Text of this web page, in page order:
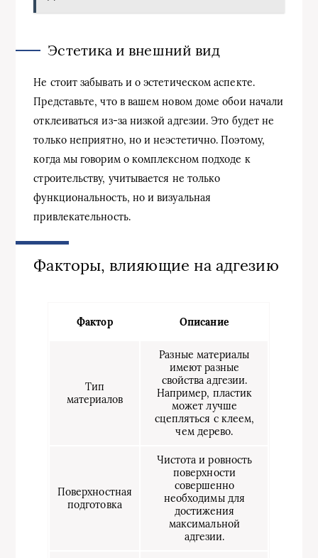
Эстетика и внешний вид
Не стоит забывать и о эстетическом аспекте.
Представьте, что в вашем новом доме обои начали
отклеиваться из-за низкой адгезии. Это будет не
только неприятно, но и неэстетично. Поэтому,
когда мы говорим о комплексном подходе к
строительству, учитывается не только
функциональность, но и визуальная
привлекательность.
Факторы, влияющие на адгезию
Фактор Описание
Тип
материалов
Разные материалы
имеют разные
свойства адгезии.
Например, пластик
может лучше
сцепляться с клеем,
чем дерево.
Поверхностная
подготовка
Чистота и ровность
поверхности
совершенно
необходимы для
достижения
максимальной
адгезии.